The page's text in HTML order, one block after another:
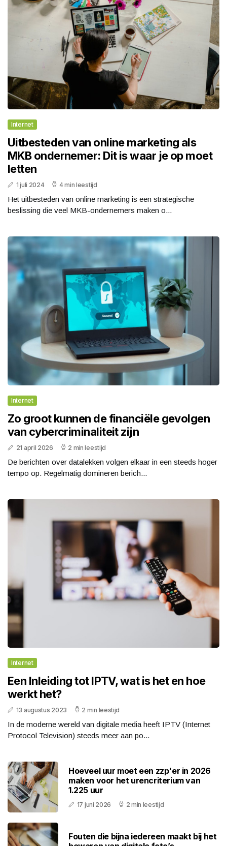
Internet
Uitbesteden van online marketing als
MKB ondernemer: Dit is waar je op moet
letten
1 juli 2024 4 min leestijd
Het uitbesteden van online marketing is een strategische
beslissing die veel MKB-ondernemers maken o...
Internet
Zo groot kunnen de financiële gevolgen
van cybercriminaliteit zijn
21 april 2026 2 min leestijd
De berichten over datalekken volgen elkaar in een steeds hoger
tempo op. Regelmatig domineren berich...
Internet
Een Inleiding tot IPTV, wat is het en hoe
werkt het?
13 augustus 2023 2 min leestijd
In de moderne wereld van digitale media heeft IPTV (Internet
Protocol Television) steeds meer aan po...
Hoeveel uur moet een zzp'er in 2026
maken voor het urencriterium van
1.225 uur
17 juni 2026 2 min leestijd
Fouten die bijna iedereen maakt bij het